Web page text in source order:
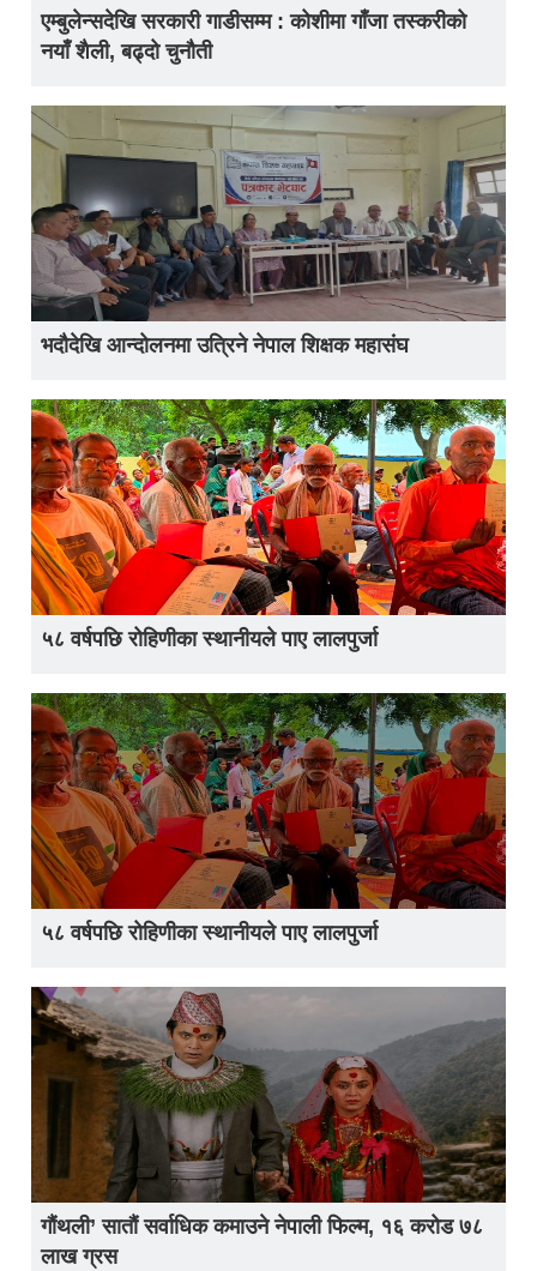
एम्बुलेन्सदेखि सरकारी गाडीसम्म : कोशीमा गाँजा तस्करीको
नयाँ शैली, बढ्दो चुनौती
भदौदेखि आन्दोलनमा उत्रिने नेपाल शिक्षक महासंघ
५८ वर्षपछि रोहिणीका स्थानीयले पाए लालपुर्जा
५८ वर्षपछि रोहिणीका स्थानीयले पाए लालपुर्जा
गौंथली’ सातौं सर्वाधिक कमाउने नेपाली फिल्म, १६ करोड ७८
लाख ग्रस